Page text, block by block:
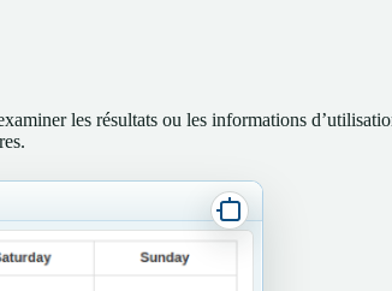
les résultats ou les informations